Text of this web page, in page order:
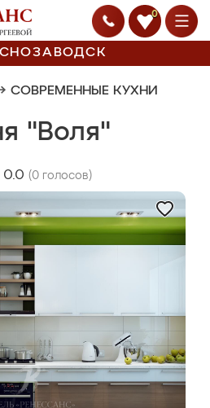
0
СОВРЕМЕННЫЕ КУХНИ
"Воля"
0.0 (0 голосов)